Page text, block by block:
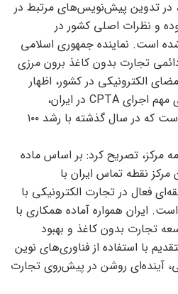
در تدوین پیش‌نویس‌های مرتبط در
و نظرات اصلی کشور در
است. نماینده جمهوری اسلامی
تجارت بدون کاغذ برون مرزی
۱۰۰ درصدی امضای الکترونیکی در کشور، اظهار
داشت: از جمله زیرساخت‌های مهم اجرای CPTA در ایران،
گسترش امضای الکترونیکی است که در سال گذشته با رشد ۱۰۰
مرکز، تصریح کرد: بر اساس ماده
مرکز نقطه تماس ایران با
فعال در تجارت الکترونیکی با
ایران همواره آماده همکاری با
تجارت بدون کاغذ و بهبود
با استفاده از فناوری‌های نوین
آینده‌ای روشن در پیش‌روی تجارت